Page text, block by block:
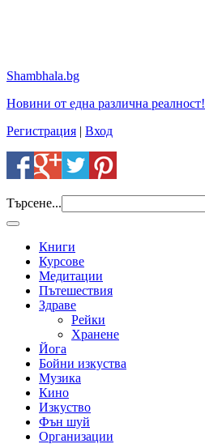
Shambhala.bg
Новини от една различна реалност!
Регистрация | Вход
Търсене...
Книги
Курсове
Медитации
Пътешествия
Здраве
Рейки
Хранене
Йога
Бойни изкуства
Музика
Кино
Изкуство
Фън шуй
Организации